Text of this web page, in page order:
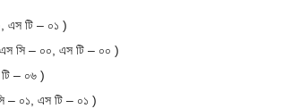
এস টি – ০১ )
সি – ০০, এস টি – ০০ )
– ০৬ )
– ০১, এস টি – ০১ )